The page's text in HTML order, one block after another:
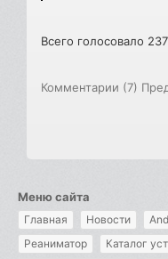
Всего голосовало
Комментарии (7)
Меню сайта
Главная Новости
Реаниматор
Каталог